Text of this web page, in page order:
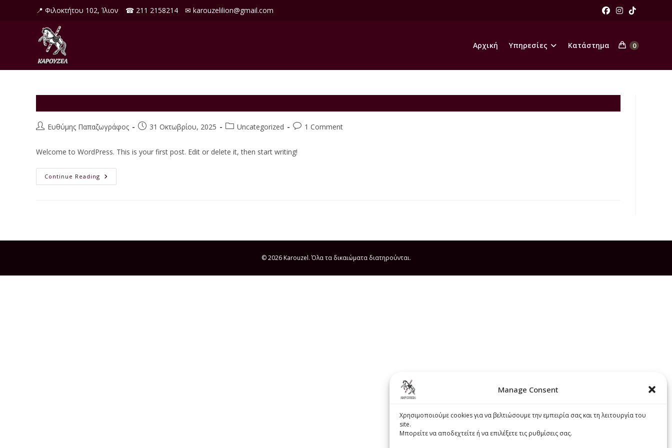
Manage Consent
Χρησιμοποιούμε cookies για να βελτιώσουμε την εμπειρία σας και τη λειτουργία του
site.
Μπορείτε να αποδεχτείτε ή να επιλέξετε τις ρυθμίσεις σας.
📍 Φιλοκτήτου 102, Ίλιον ☎ 211 2158214 ✉ karouzelilion@gmail.com
Αρχική Υπηρεσίες Κατάστημα 0
PostΕυθύμης Παπαζωγράφος
Post31 Οκτωβρίου, 2025
PostUncategorized
Post1 Comment
Welcome to WordPress. This is your first post. Edit or delete it, then start writing!
Continue Reading Hello
World!
© 2026 Karouzel. Όλα τα δικαιώματα διατηρούνται.